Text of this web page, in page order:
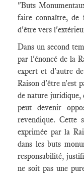
"Buts
faire connaître, de
d'être vers
Dans un second
par l'énoncé de la
expert et d'autre
Raison d'être n'est
de nature
peut devenir
revendique. Cette
exprimée par la
dans les buts
responsabilité,
ne soit pas une